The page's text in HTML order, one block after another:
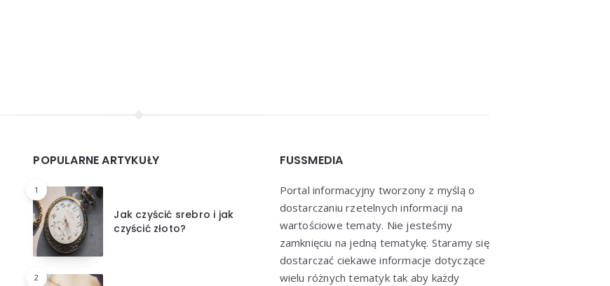
POPULARNE ARTYKUŁY
1
Jak czyścić srebro i jak
czyścić złoto?
2
FUSSMEDIA
Portal informacyjny tworzony z myślą o
dostarczaniu rzetelnych informacji na
wartościowe tematy. Nie jesteśmy
zamknięciu na jedną tematykę. Staramy się
dostarczać ciekawe informacje dotyczące
wielu różnych tematyk tak aby każdy